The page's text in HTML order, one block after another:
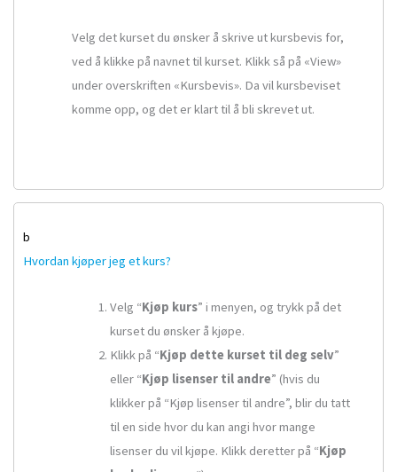
Velg det kurset du ønsker å skrive ut kursbevis for,
ved å klikke på navnet til kurset. Klikk så på «View»
under overskriften «Kursbevis». Da vil kursbeviset
komme opp, og det er klart til å bli skrevet ut.
b
Hvordan kjøper jeg et kurs?
Velg “Kjøp kurs” i menyen, og trykk på det
kurset du ønsker å kjøpe.
Klikk på “Kjøp dette kurset til deg selv”
eller “Kjøp lisenser til andre” (hvis du
klikker på “Kjøp lisenser til andre”, blir du tatt
til en side hvor du kan angi hvor mange
lisenser du vil kjøpe. Klikk deretter på “Kjøp